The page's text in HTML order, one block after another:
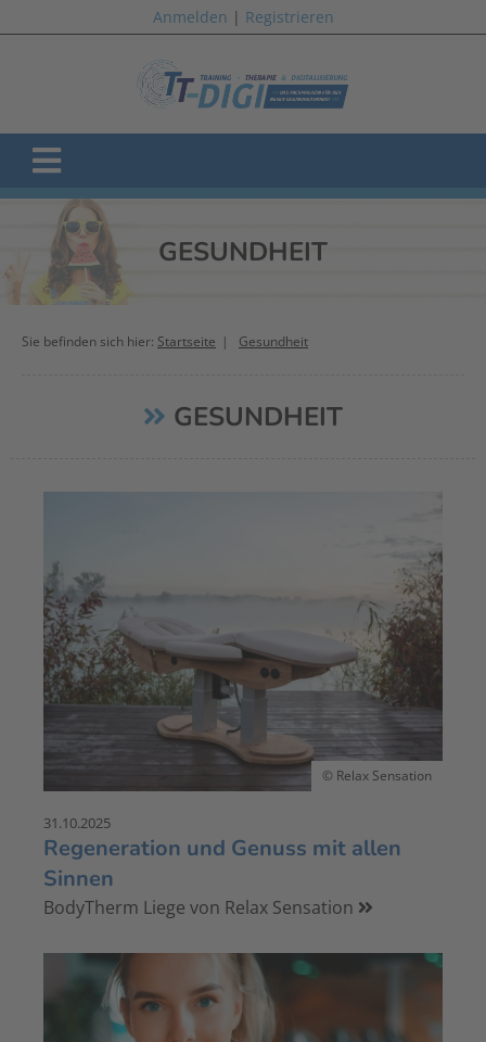
Anmelden | Registrieren
GESUNDHEIT
Sie befinden sich hier: Startseite Gesundheit
GESUNDHEIT
© Relax Sensation
31.10.2025
Regeneration und Genuss mit allen
Sinnen
BodyTherm Liege von Relax Sensation